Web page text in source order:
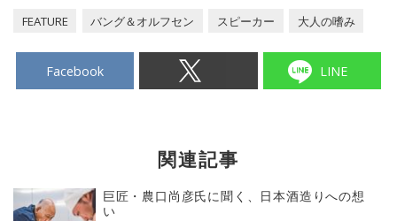
FEATURE バング＆オルフセン スピーカー 大人の嗜み
Facebook LINE
関連記事
巨匠・農口尚彦氏に聞く、日本酒造りへの想
い